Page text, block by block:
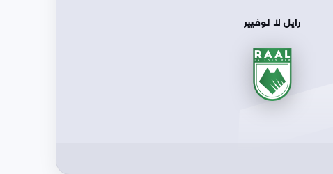
رايل لا لوفيير